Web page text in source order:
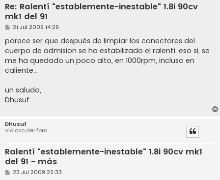
Re: Ralentí "establemente-inestable" 1.8i 90cv
mk1 del 91
M
n
s
a
j
e
21 Jul 2009 14:29
parece ser que después de limpiar los conectores del
cuerpo de admision se ha estabilizado el ralentí. eso si, se
me ha quedado un poco alto, en 1000rpm, incluso en
caliente...
un saludo,
Dhusuf.
Dhusuf
Vicioso del foro
Ralentí "establemente-inestable" 1.8i 90cv mk1
del 91 - más
M
23 Jul 2009 22:33